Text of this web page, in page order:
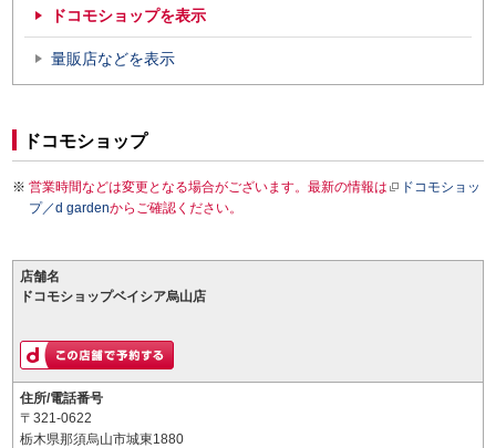
ドコモショップを表示
量販店などを表示
ドコモショップ
営業時間などは変更となる場合がございます。最新の情報は
ドコモショッ
プ／d gardenからご確認ください。
店舗名
ドコモショップベイシア烏山店
住所/電話番号
〒321-0622
栃木県那須烏山市城東1880